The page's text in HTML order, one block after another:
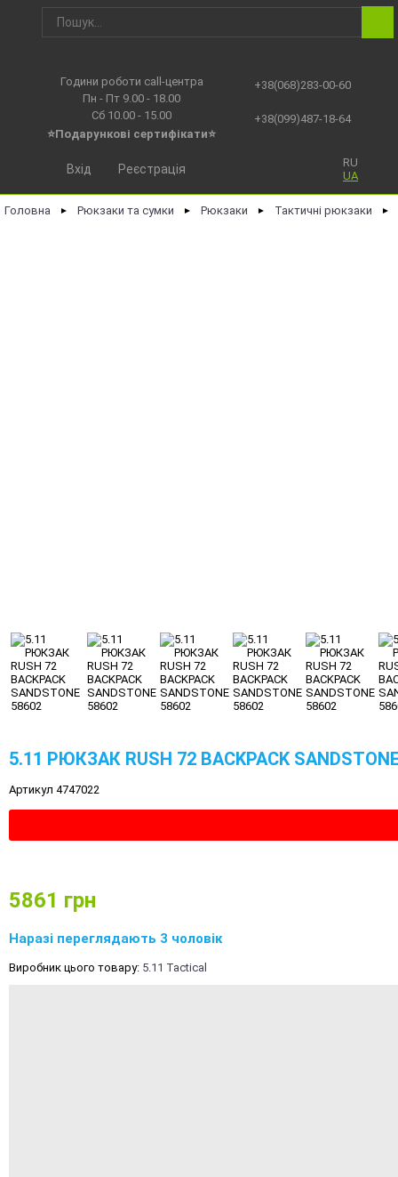
Години роботи call-центра
Пн - Пт 9.00 - 18.00
Сб 10.00 - 15.00
⭐Подарункові сертифікати⭐
+38(068)283-00-60
+38(099)487-18-64
RU
UA
Вхід Реєстрація
Головна ► Рюкзаки та сумки ► Рюкзаки ► Тактичні рюкзаки ►
5.11 РЮКЗАК RUSH 72 BACKPACK
Артикул 4747022
5861 грн
Наразі переглядають 3 чоловік
Виробник цього товару: 5.11 Tactical